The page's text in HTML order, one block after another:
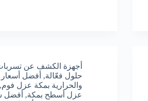
أجهزة الكشف عن
حلول فعّالة, أفضل أسعار
والحرارية بمكة عزل فوم,
عزل أسطح بمكة, أفضل